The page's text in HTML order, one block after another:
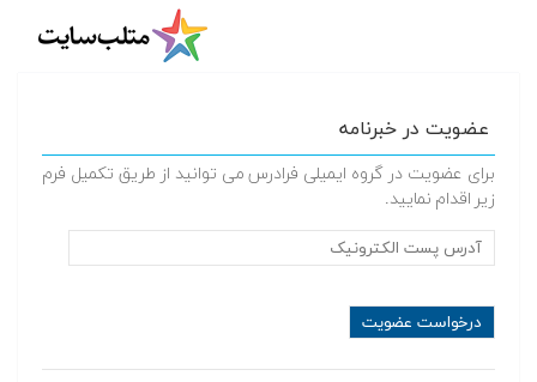
عضویت در خبرنامه
برای عضویت در گروه ایمیلی فرادرس می توانید از طریق تکمیل فرم
زیر اقدام نمایید.